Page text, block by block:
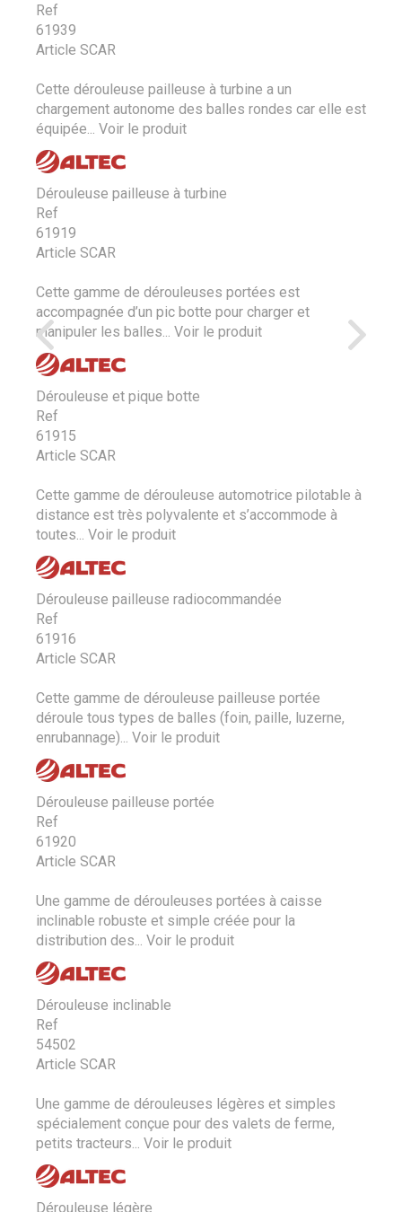
Ref
61939
Article SCAR
Cette dérouleuse pailleuse à turbine a un
chargement autonome des balles rondes car elle est
équipée...
Voir le produit
Dérouleuse pailleuse à turbine
Ref
61919
Article SCAR
Cette gamme de dérouleuses portées est
accompagnée d’un pic botte pour charger et
manipuler les balles...
Voir le produit
Dérouleuse et pique botte
Ref
61915
Article SCAR
Cette gamme de dérouleuse automotrice pilotable à
distance est très polyvalente et s’accommode à
toutes...
Voir le produit
Dérouleuse pailleuse radiocommandée
Ref
61916
Article SCAR
Cette gamme de dérouleuse pailleuse portée
déroule tous types de balles (foin, paille, luzerne,
enrubannage)...
Voir le produit
Dérouleuse pailleuse portée
Ref
61920
Article SCAR
Une gamme de dérouleuses portées à caisse
inclinable robuste et simple créée pour la
distribution des...
Voir le produit
Dérouleuse inclinable
Ref
54502
Article SCAR
Une gamme de dérouleuses légères et simples
spécialement conçue pour des valets de ferme,
petits tracteurs...
Voir le produit
Dérouleuse légère